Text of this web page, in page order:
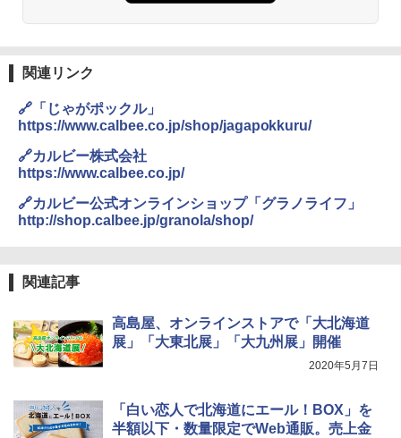
ENDLESS BASE 《めざましテレビで紹介》
テント ワンタッチ RENEW 幅200 2-3人用 43
500002(89232)
￥5,999
[キャンパーズコレクション 山善] 傘みたいに
広げるだけ パッとサッとテント ブラックコ
[キャンパーズコレクション 山善] 傘みたいに
ッシュ 4人用 簡単設置 ポップアップテント P
ATCW-150B エクルベージュ
￥6,459
秒）射程5～10m 安全ロック搭載 携帯収納袋
付き ヒグマ・イノシシ対策 自治体・教育機
関の購入実績 登山・キャンプ・アウトドア・
防災用品 長期保存可能 緊急時用 日本国内発
送
￥3,680
￥1,180
ブラックラバーコーティング UPF50+ UVカ
ット 5000mm耐水圧 210D生地 遮光
関連リンク
🔗「じゃがポックル」
https://www.calbee.co.jp/shop/jagapokkuru/
🔗カルビー株式会社
https://www.calbee.co.jp/
🔗カルビー公式オンラインショップ「グラノライフ」
http://shop.calbee.jp/granola/shop/
関連記事
高島屋、オンラインストアで「大北海道
展」「大東北展」「大九州展」開催
2020年5月7日
「白い恋人で北海道にエール！BOX」を
半額以下・数量限定でWeb通販。売上金